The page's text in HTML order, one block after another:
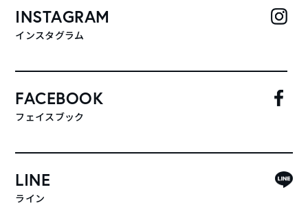
INSTAGRAM
インスタグラム
FACEBOOK
フェイスブック
LINE
ライン